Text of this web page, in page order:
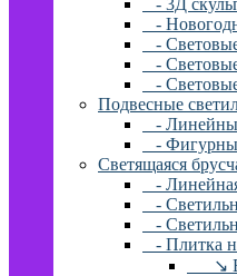
- 3Д
-
-
-
-
Подвесные
-
-
Светящаяся
-
-
-
- Плитка
↘